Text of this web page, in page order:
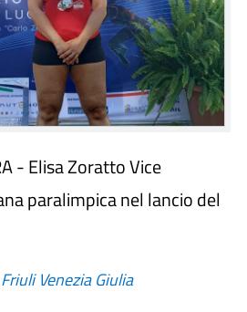
- Elisa Zoratto Vice
paralimpica nel lancio del
Venezia Giulia